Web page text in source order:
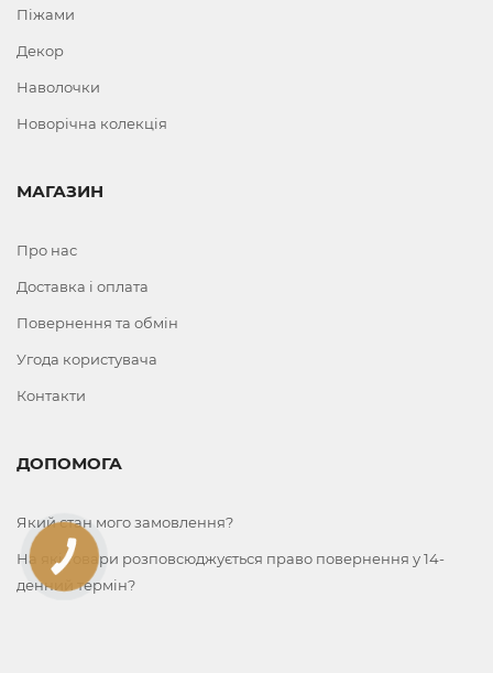
Піжами
Декор
Наволочки
Новорічна колекція
МАГАЗИН
Про нас
Доставка і оплата
Повернення та обмін
Угода користувача
Контакти
ДОПОМОГА
Який стан мого замовлення?
На які товари розповсюджується право повернення у 14-
денний термін?
КНОПКА
ЗВ'ЯЗКУ